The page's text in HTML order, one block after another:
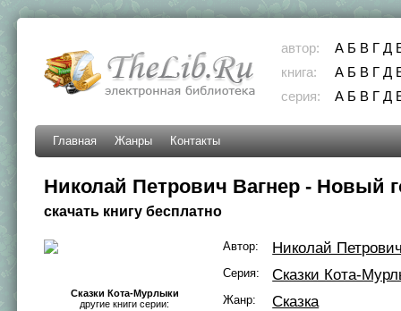
автор: А Б В Г Д
книга:
А Б В Г Д
серия:
А Б В Г Д
Главная Жанры Контакты
Николай Петрович Вагнер - Новый
скачать книгу бесплатно
Сказки Кота-Мурлыки
другие книги серии:
Автор: Николай
Серия: Сказки Кота-
Жанр: Сказка